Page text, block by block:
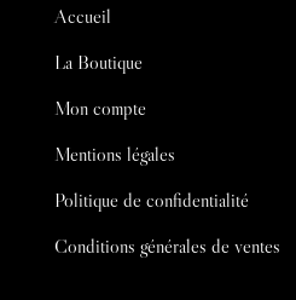
Accueil
La Boutique
Mon compte
Mentions légales
Politique de confidentialité
Conditions générales de ventes